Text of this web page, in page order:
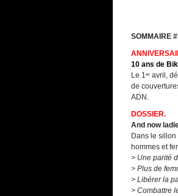
SOMMAIRE
10 ans de
Le 1ᵉʳ avril,
de
ADN.
DOSSIER.
And now
Dans le
hommes et
> Une parité
> Plus de
> Libérer la
> Combattre